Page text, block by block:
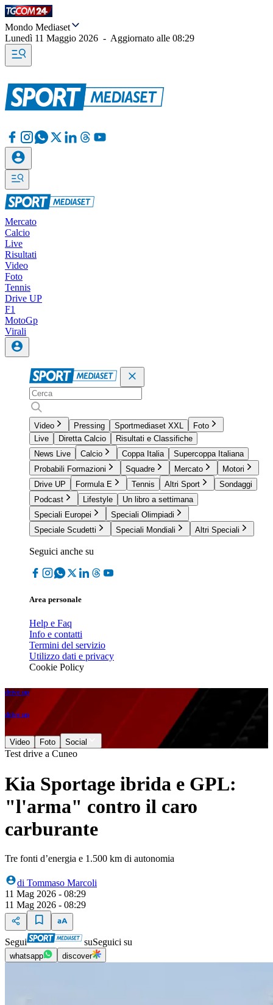
Mondo Mediaset
Lunedì 11 Maggio 2026 - Aggiornato alle 08:29
Mercato
Calcio
Live
Risultati
Video
Foto
Tennis
Drive UP
F1
MotoGp
Virali
Video Pressing Sportmediaset XXL
Foto
Live
Diretta Calcio
Risultati e Classifiche
News Live
Calcio Coppa Italia
Supercoppa Italiana
Probabili Formazioni
Squadre Mercato
Motori
Drive UP
Formula E Tennis Altri Sport
Sondaggi
Podcast
Lifestyle
Un libro a settimana
Speciali Europei
Speciali Olimpiadi
Speciale Scudetti
Speciali Mondiali Altri Speciali
Seguici anche su
Area personale
Help e Faq
Info e contatti
Termini del servizio
Utilizzo dati e privacy
Cookie Policy
drive up
drive up
Video Foto Social
Test drive a Cuneo
Kia Sportage ibrida e GPL:
"l'arma" contro il caro
carburante
Tre fonti d’energia e 1.500 km di autonomia
di Tommaso Marcoli
11 Mag 2026 - 08:29
11 Mag 2026 - 08:29
Segui suSeguici su
whatsapp discover